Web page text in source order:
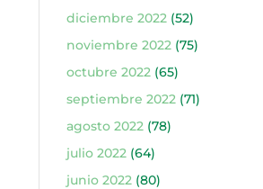
diciembre 2022(52)
noviembre 2022(75)
octubre 2022(65)
septiembre 2022(71)
agosto 2022(78)
julio 2022(64)
junio 2022(80)